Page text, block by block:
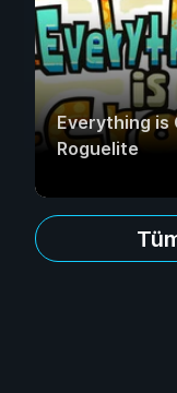
Everything is
Roguelite